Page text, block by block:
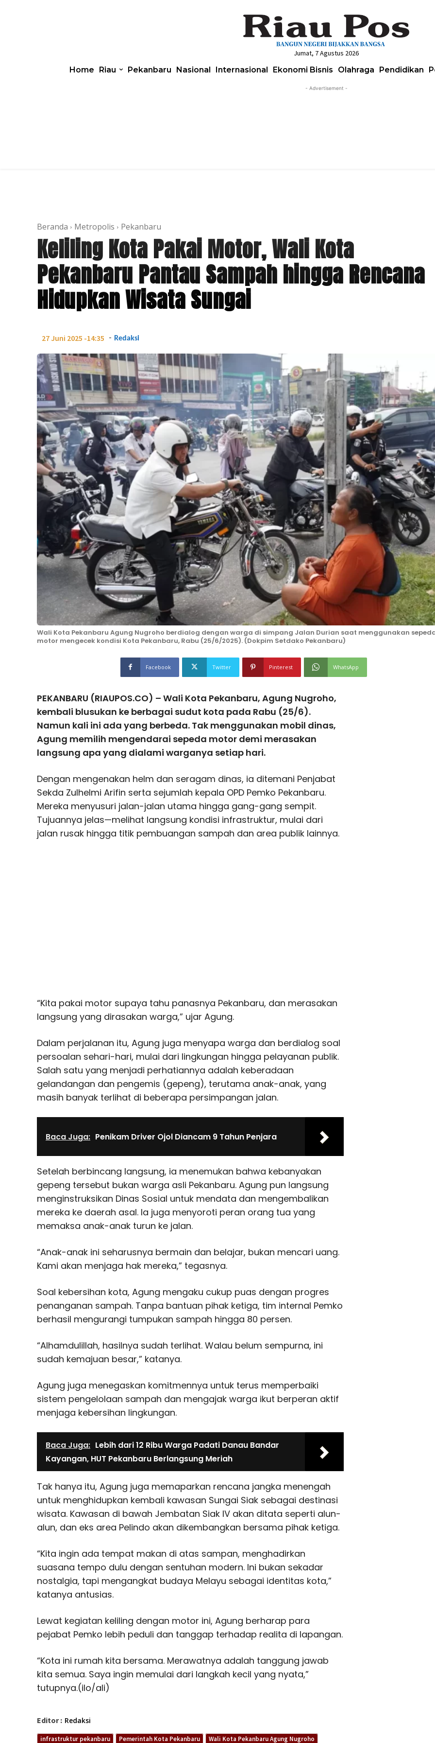
Jumat, 7 Agustus 2026
Home Riau Pekanbaru Nasional Internasional Ekonomi Bisnis Olahraga Pendidikan
- Advertisement -
Beranda Metropolis Pekanbaru
Keliling Kota Pakai Motor, Wali Kota
Pekanbaru Pantau Sampah hingga Rencana
Hidupkan Wisata Sungai
27 Juni 2025 -14:35 - Redaksi
Wali Kota Pekanbaru Agung Nugroho berdialog dengan warga di simpang Jalan Durian saat menggunakan
motor mengecek kondisi Kota Pekanbaru, Rabu (25/6/2025). (Dokpim Setdako Pekanbaru)
Facebook Twitter Pinterest WhatsApp
PEKANBARU (RIAUPOS.CO) – Wali Kota Pekanbaru, Agung Nugroho,
kembali blusukan ke berbagai sudut kota pada Rabu (25/6).
Namun kali ini ada yang berbeda. Tak menggunakan mobil dinas,
Agung memilih mengendarai sepeda motor demi merasakan
langsung apa yang dialami warganya setiap hari.
Dengan mengenakan helm dan seragam dinas, ia ditemani Penjabat
Sekda Zulhelmi Arifin serta sejumlah kepala OPD Pemko Pekanbaru.
Mereka menyusuri jalan-jalan utama hingga gang-gang sempit.
Tujuannya jelas—melihat langsung kondisi infrastruktur, mulai dari
jalan rusak hingga titik pembuangan sampah dan area publik lainnya.
“Kita pakai motor supaya tahu panasnya Pekanbaru, dan merasakan
langsung yang dirasakan warga,” ujar Agung.
Dalam perjalanan itu, Agung juga menyapa warga dan berdialog soal
persoalan sehari-hari, mulai dari lingkungan hingga pelayanan publik.
Salah satu yang menjadi perhatiannya adalah keberadaan
gelandangan dan pengemis (gepeng), terutama anak-anak, yang
masih banyak terlihat di beberapa persimpangan jalan.
Baca Juga: Penikam Driver Ojol Diancam 9 Tahun Penjara
Setelah berbincang langsung, ia menemukan bahwa kebanyakan
gepeng tersebut bukan warga asli Pekanbaru. Agung pun langsung
menginstruksikan Dinas Sosial untuk mendata dan mengembalikan
mereka ke daerah asal. Ia juga menyoroti peran orang tua yang
memaksa anak-anak turun ke jalan.
“Anak-anak ini seharusnya bermain dan belajar, bukan mencari uang.
Kami akan menjaga hak mereka,” tegasnya.
Soal kebersihan kota, Agung mengaku cukup puas dengan progres
penanganan sampah. Tanpa bantuan pihak ketiga, tim internal Pemko
berhasil mengurangi tumpukan sampah hingga 80 persen.
“Alhamdulillah, hasilnya sudah terlihat. Walau belum sempurna, ini
sudah kemajuan besar,” katanya.
Agung juga menegaskan komitmennya untuk terus memperbaiki
sistem pengelolaan sampah dan mengajak warga ikut berperan aktif
menjaga kebersihan lingkungan.
Baca Juga: Lebih dari 12 Ribu Warga Padati Danau Bandar
Kayangan, HUT Pekanbaru Berlangsung Meriah
Tak hanya itu, Agung juga memaparkan rencana jangka menengah
untuk menghidupkan kembali kawasan Sungai Siak sebagai destinasi
wisata. Kawasan di bawah Jembatan Siak IV akan ditata seperti alun-
alun, dan eks area Pelindo akan dikembangkan bersama pihak ketiga.
“Kita ingin ada tempat makan di atas sampan, menghadirkan
suasana tempo dulu dengan sentuhan modern. Ini bukan sekadar
nostalgia, tapi mengangkat budaya Melayu sebagai identitas kota,”
katanya antusias.
Lewat kegiatan keliling dengan motor ini, Agung berharap para
pejabat Pemko lebih peduli dan tanggap terhadap realita di lapangan.
“Kota ini rumah kita bersama. Merawatnya adalah tanggung jawab
kita semua. Saya ingin memulai dari langkah kecil yang nyata,”
tutupnya.(ilo/ali)
Editor : Redaksi
infrastruktur pekanbaru Pemerintah Kota Pekanbaru Wali Kota Pekanbaru Agung Nugroho